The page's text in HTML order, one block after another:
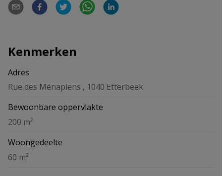
Kenmerken
Adres
Rue des Ménapiens , 1040 Etterbeek
Bewoonbare oppervlakte
200 m²
Woongedeelte
60 m²